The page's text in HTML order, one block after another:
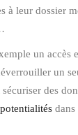
à leur dossier
un accès
un
des
dans